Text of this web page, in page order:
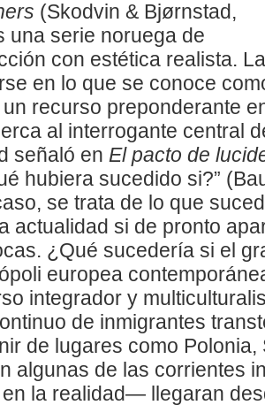
(Skodvin & Bjørnstad,
una serie noruega de
con estética realista.
en lo que se conoce
recurso preponderante
al interrogante central
señaló en El pacto de
hubiera sucedido si?”
se trata de lo que
actualidad si de pronto
¿Qué sucedería si el
europea
integrador y
de inmigrantes
de lugares como
algunas de las corrientes
la realidad— llegaran